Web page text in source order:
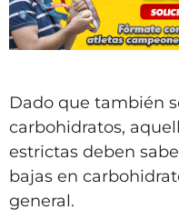
Dado que también
carbohidratos,
estrictas deben
bajas en
general.